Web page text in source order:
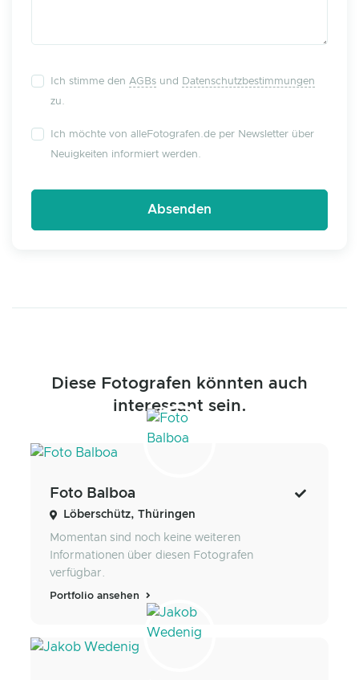
Ich stimme den AGBs und
Datenschutzbestimmungen
zu.
Ich möchte von alleFotografen.de per Newsletter über
Neuigkeiten informiert werden.
Diese Fotografen könnten auch
interessant sein.
Foto Balboa
Löberschütz, Thüringen
Momentan sind noch keine weiteren
Informationen über diesen Fotografen
verfügbar.
Portfolio ansehen